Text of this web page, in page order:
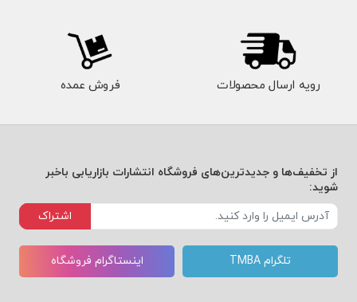
رویه ارسال محصولات فروش عمده
از تخفیف‌ها و جدیدترین‌های فروشگاه انتشارات بازاریابی باخبر
شوید:
اشتراک
تلگرام TMBA اینستاگرام فروشگاه